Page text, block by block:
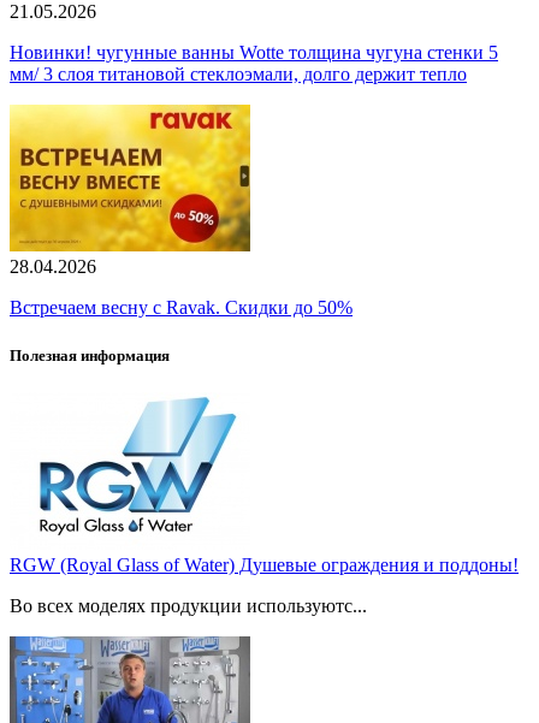
21.05.2026
Новинки! чугунные ванны Wotte толщина чугуна стенки 5
мм/ 3 слоя титановой стеклоэмали, долго держит тепло
28.04.2026
Встречаем весну с Ravak. Скидки до 50%
Полезная информация
RGW (Royal Glass of Water) Душевые ограждения и поддоны!
Во всех моделях продукции используютс...